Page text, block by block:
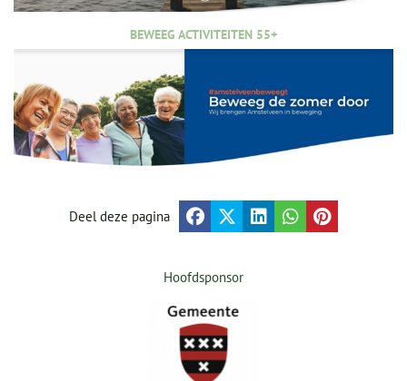
BEWEEG ACTIVITEITEN 55+
Deel deze pagina
Hoofdsponsor